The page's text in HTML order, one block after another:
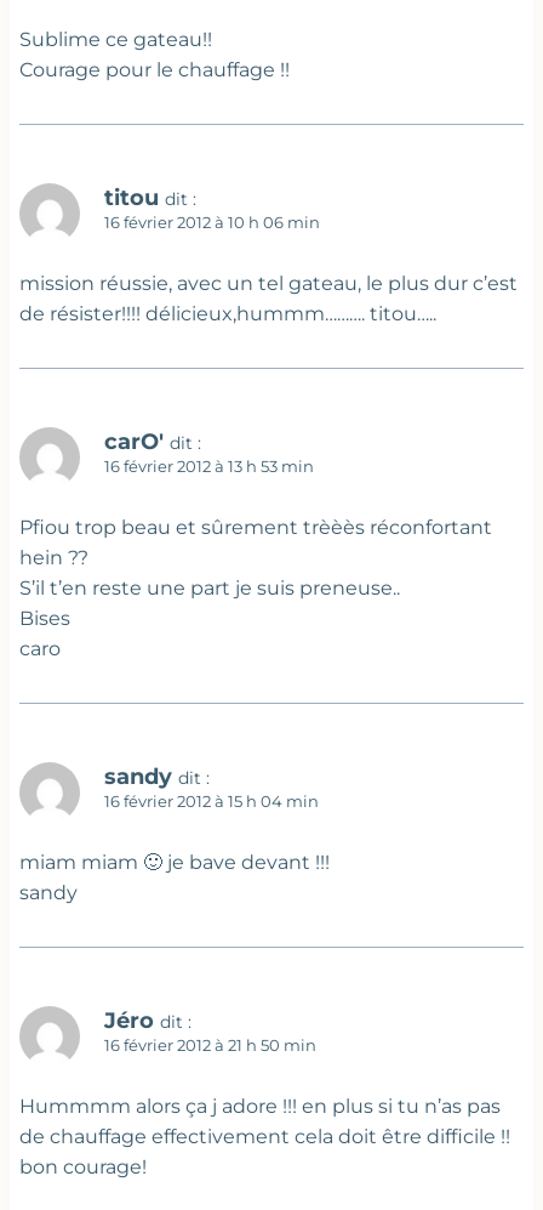
Sublime ce gateau!!
Courage pour le chauffage !!
titou dit :
16 février 2012 à 10 h 06 min
mission réussie, avec un tel gateau, le plus dur c’est
de résister!!!! délicieux,hummm………. titou…..
carO' dit :
16 février 2012 à 13 h 53 min
Pfiou trop beau et sûrement trèèès réconfortant
hein ??
S’il t’en reste une part je suis preneuse..
Bises
caro
sandy dit :
16 février 2012 à 15 h 04 min
miam miam 🙂 je bave devant !!!
sandy
Jéro dit :
16 février 2012 à 21 h 50 min
Hummmm alors ça j adore !!! en plus si tu n’as pas
de chauffage effectivement cela doit être difficile !!
bon courage!